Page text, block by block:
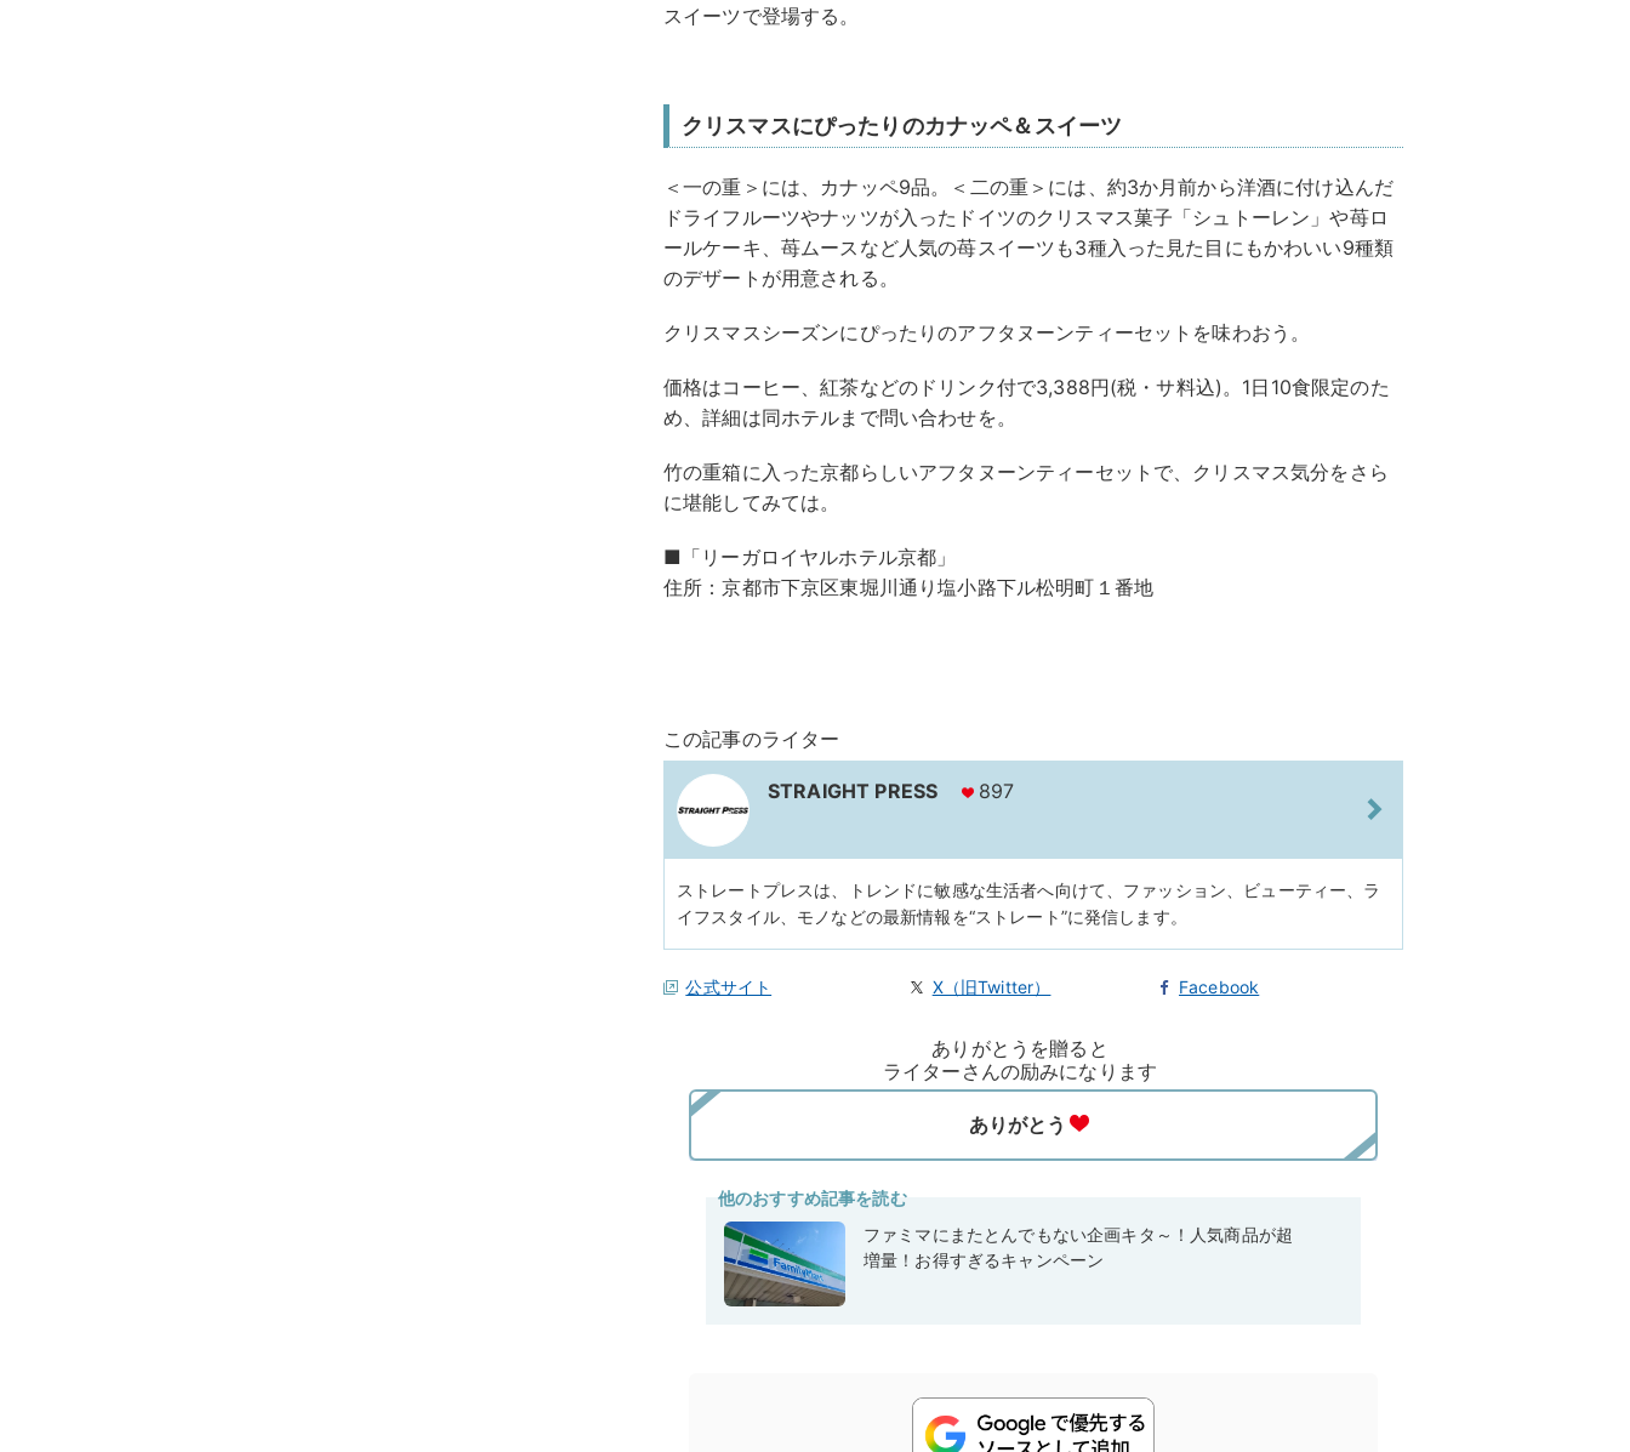
スイーツで登場する。
クリスマスにぴったりのカナッペ＆スイーツ
＜一の重＞には、カナッペ9品。＜二の重＞には、約3か月前から洋酒に付け込んだ
ドライフルーツやナッツが入ったドイツのクリスマス菓子「シュトーレン」や苺ロ
ールケーキ、苺ムースなど人気の苺スイーツも3種入った見た目にもかわいい9種類
のデザートが用意される。
クリスマスシーズンにぴったりのアフタヌーンティーセットを味わおう。
価格はコーヒー、紅茶などのドリンク付で3,388円(税・サ料込)。1日10食限定のた
め、詳細は同ホテルまで問い合わせを。
竹の重箱に入った京都らしいアフタヌーンティーセットで、クリスマス気分をさら
に堪能してみては。
■「リーガロイヤルホテル京都」
住所：京都市下京区東堀川通り塩小路下ル松明町１番地
この記事のライター
STRAIGHT PRESS 897
ストレートプレスは、トレンドに敏感な生活者へ向けて、ファッション、ビューティー、ラ
イフスタイル、モノなどの最新情報を“ストレート”に発信します。
公式サイト X（旧Twitter） Facebook
ありがとうを贈ると
ライターさんの励みになります
他のおすすめ記事を読む
ファミマにまたとんでもない企画キタ～！人気商品が超
増量！お得すぎるキャンペーン